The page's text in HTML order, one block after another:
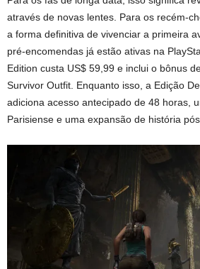
através de novas lentes. Para os recém-
a forma definitiva de vivenciar a primeira
pré-encomendas já estão ativas na
Edition custa US$ 59,99 e inclui o bônus
Survivor Outfit. Enquanto isso, a Edição
adiciona acesso antecipado de 48 horas,
Parisiense e uma expansão de história